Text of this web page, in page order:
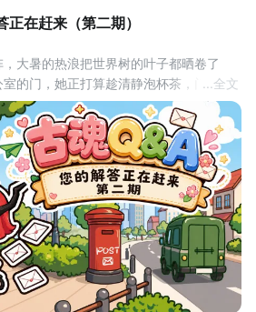
在赶来（第二期）
大暑的热浪把世界树的叶子都晒卷了
的门，她正打算趁清静泡杯茶，门又被
——这回比上回力气还大，门板差点拍墙
这次又有什么新问题？放马过来！
角落）：魂格到底是什么？我攒了一大
手机。
的图铺在桌上）：大佬您看——每个魂核
...全文